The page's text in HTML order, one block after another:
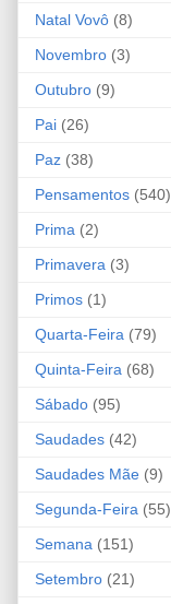
Natal Vovô (8)
Novembro (3)
Outubro (9)
Pai (26)
Paz (38)
Pensamentos (540)
Prima (2)
Primavera (3)
Primos (1)
Quarta-Feira (79)
Quinta-Feira (68)
Sábado (95)
Saudades (42)
Saudades Mãe (9)
Segunda-Feira (55)
Semana (151)
Setembro (21)